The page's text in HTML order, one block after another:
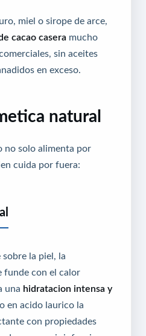
miel o sirope de arce,
cacao casera mucho
sin aceites
en exceso.
natural
no solo alimenta por
cuida por fuera:
la piel, la
funde con el calor
una hidratacion intensa y
en acido laurico la
con propiedades